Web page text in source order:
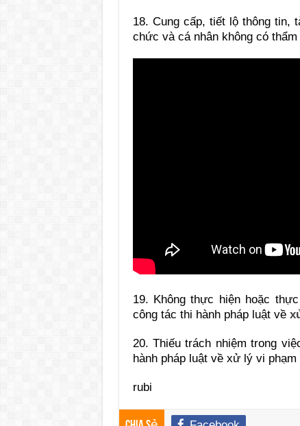
18. Cung cấp, tiết lộ thông tin,
chức và cá nhân không có
19. Không thực hiện hoặc
công tác thi hành pháp luật về
20. Thiếu trách nhiệm trong
hành pháp luật về xử lý vi phạm
rubi